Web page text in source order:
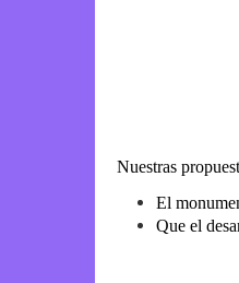
Nuestras
El
Que el